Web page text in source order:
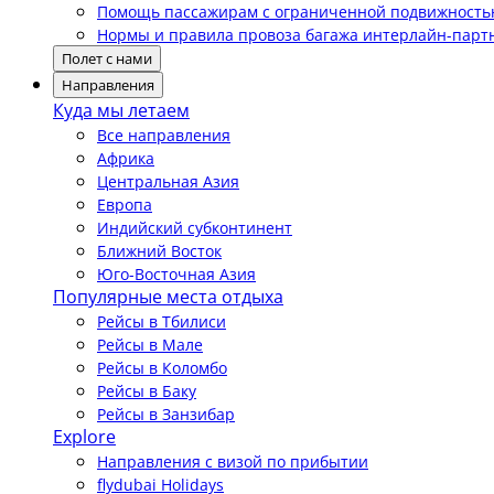
Помощь пассажирам с ограниченной
Нормы и правила провоза багажа интерлайн-
Полет с нами
Направления
Куда мы летаем
Все направления
Африка
Центральная Азия
Европа
Индийский субконтинент
Ближний Восток
Юго-Восточная Азия
Популярные места отдыха
Рейсы в Тбилиси
Рейсы в Мале
Рейсы в Коломбо
Рейсы в Баку
Рейсы в Занзибар
Explore
Направления с визой по прибытии
flydubai Holidays